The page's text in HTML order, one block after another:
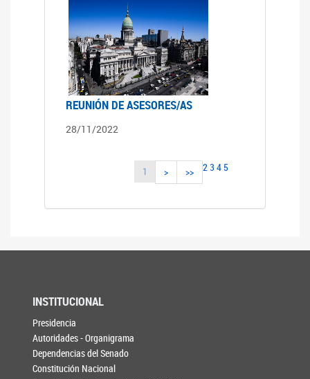
REUNIÓN DE ASESORES/AS
28/11/2022
1 23 4 5
> >>
INSTITUCIONAL
Presidencia
Autoridades - Organigrama
Dependencias del Senado
Constitución Nacional